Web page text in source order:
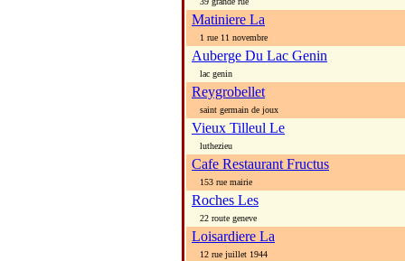
Matiniere La
1 rue 11 novembre
Auberge Du Lac Genin
lac genin
Reygrobellet
saint germain de joux
Vieux Tilleul Le
luthezieu
Cafe Restaurant Fructus
153 rue mairie
Roches Les
22 route geneve
Loisardiere La
12 rue juillet 1944